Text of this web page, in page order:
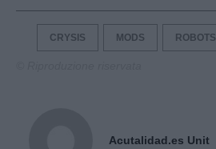
CRYSIS MODS ROBOTS
Acutalidad.es Unit